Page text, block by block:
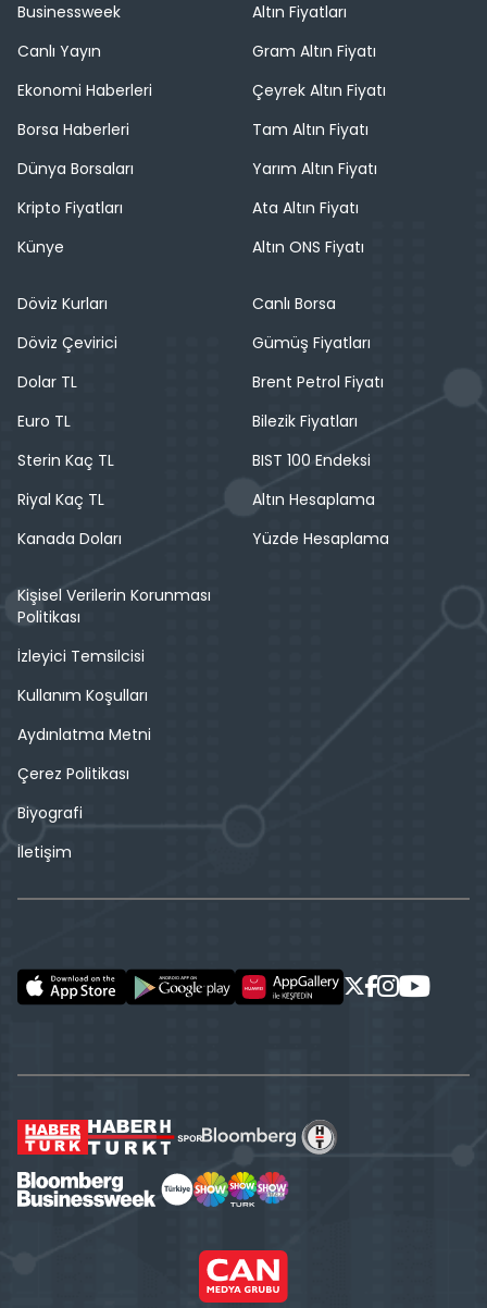
Businessweek
Canlı Yayın
Ekonomi Haberleri
Borsa Haberleri
Dünya Borsaları
Kripto Fiyatları
Künye
Altın Fiyatları
Gram Altın Fiyatı
Çeyrek Altın Fiyatı
Tam Altın Fiyatı
Yarım Altın Fiyatı
Ata Altın Fiyatı
Altın ONS Fiyatı
Döviz Kurları
Döviz Çevirici
Dolar TL
Euro TL
Sterin Kaç TL
Riyal Kaç TL
Kanada Doları
Canlı Borsa
Gümüş Fiyatları
Brent Petrol Fiyatı
Bilezik Fiyatları
BIST 100 Endeksi
Altın Hesaplama
Yüzde Hesaplama
Kişisel Verilerin Korunması
Politikası
İzleyici Temsilcisi
Kullanım Koşulları
Aydınlatma Metni
Çerez Politikası
Biyografi
İletişim